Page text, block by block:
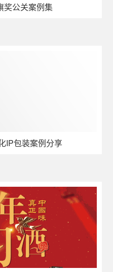
奖公关案例集
IP包装案例分享